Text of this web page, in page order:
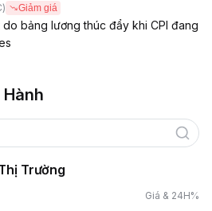
Giảm giá
bảng lương thúc đẩy khi CPI đang
Trường
Giá & 24H%